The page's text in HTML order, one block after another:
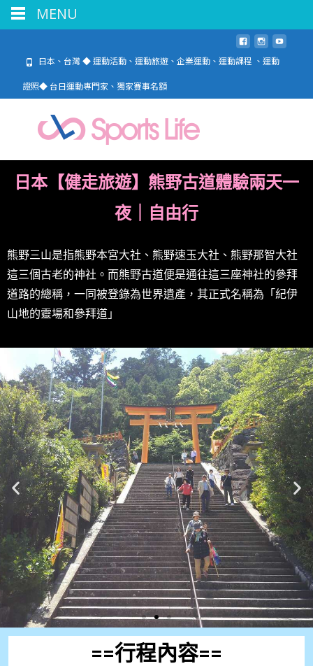
日本、台灣 ◆ 運動活動、運動旅遊、企業運動、運動課程 、運動
證照◆ 台日運動專門家、獨家賽事名額
日本【健走旅遊】熊野古道體驗兩天一
夜｜自由行
熊野三山是指熊野本宮大社、熊野速玉大社、熊野那智大社
這三個古老的神社。而熊野古道便是通往這三座神社的參拜
道路的總稱，一同被登錄為世界遺產，其正式名稱為「紀伊
山地的靈場和參拜道」
==行程內容==
MENU